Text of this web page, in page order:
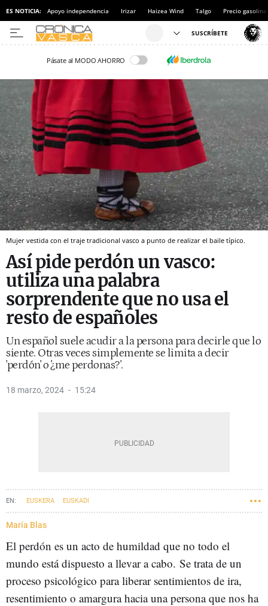
ES NOTICIA: Apoyo independencia Irizar Haizea Wind Talgo Precio gasolina
Pásate al MODO AHORRO
Mujer vestida con el traje tradicional vasco a punto de realizar el baile típico.
Así pide perdón un vasco:
utiliza una palabra
sorprendente que no usa el
resto de españoles
Un español suele acudir a la persona para decirle que lo
siente. Otras veces simplemente se limita a decir
'perdón' o '¿me perdonas?'.
18 marzo, 2024 15:24
EUSKERA EUSKADI
María Blas
El perdón es un acto de humildad que no todo el
mundo está dispuesto a llevar a cabo. Se trata de un
proceso psicológico para liberar sentimientos de ira,
resentimiento o amargura hacia una persona que nos ha